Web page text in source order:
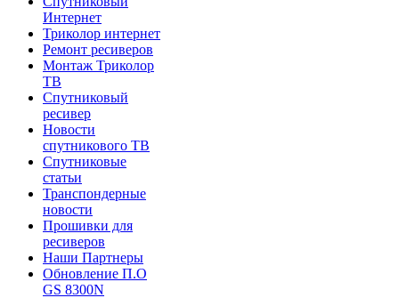
Интернет
Триколор интернет
Ремонт ресиверов
Монтаж Триколор
ТВ
Спутниковый
ресивер
Новости
спутникового ТВ
Спутниковые
статьи
Транспондерные
новости
Прошивки для
ресиверов
Наши Партнеры
Обновление П.О
GS 8300N